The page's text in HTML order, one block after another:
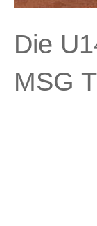
Die
MSG